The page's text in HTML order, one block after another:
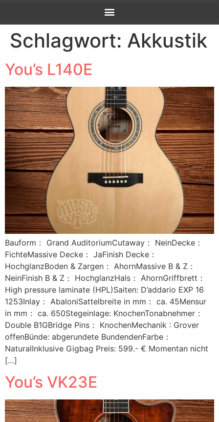
Schlagwort: Akkustik
You’s L140E
Bauform： Grand AuditoriumCutaway： NeinDecke：
FichteMassive Decke： JaFinish Decke：
HochglanzBoden & Zargen： AhornMassive B & Z：
NeinFinish B & Z： HochglanzHals： AhornGriffbrett：
High pressure laminate (HPL)Saiten: D’addario EXP 16
1253Inlay： AbaloniSattelbreite in mm： ca. 45Mensur
in mm： ca. 650Stegeinlage: KnochenTonabnehmer：
Double B1GBridge Pins： KnochenMechanik : Grover
offenBünde: abgerundete BundendenFarbe：
NaturalInklusive Gigbag Preis: 599.- € Momentan nicht
[…]
You’s VK23E